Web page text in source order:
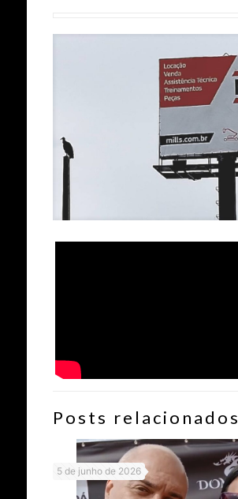
Posts relacionados
5 de junho de 2026